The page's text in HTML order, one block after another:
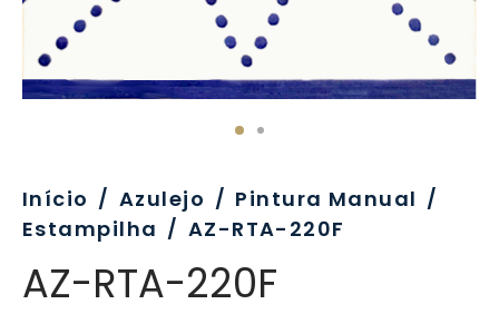
Início / Azulejo / Pintura Manual /
Estampilha / AZ-RTA-220F
AZ-RTA-220F
Formatos